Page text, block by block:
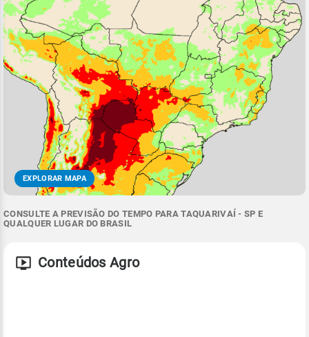
EXPLORAR MAPA
CONSULTE A PREVISÃO DO TEMPO PARA TAQUARIVAÍ - SP E
QUALQUER LUGAR DO BRASIL
Conteúdos Agro